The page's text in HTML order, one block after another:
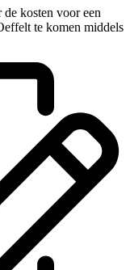
de kosten voor een
te komen middels